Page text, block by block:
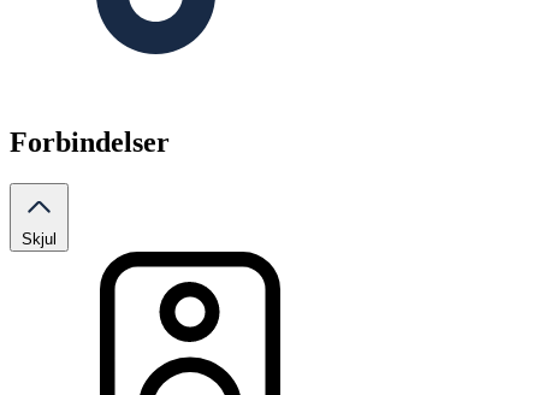
Forbindelser
Skjul